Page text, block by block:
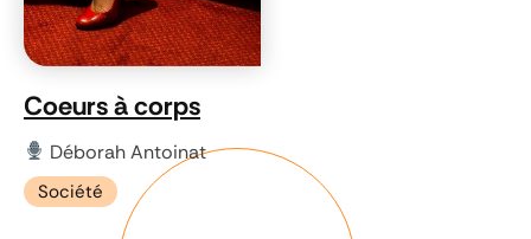
Coeurs à corps
Déborah Antoinat
Société